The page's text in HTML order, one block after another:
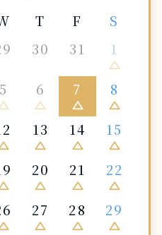
T F
S
30 31 1
change_history
5 6
change_history
7
change_history
8
change_history
13
change_history
14
change_history
15
change_history
20
change_history
21
change_history
22
change_history
27
change_history
28
change_history
29
change_history